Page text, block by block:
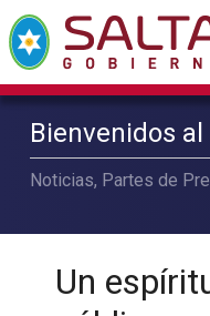
Bienvenidos
Noticias, Partes de
Un